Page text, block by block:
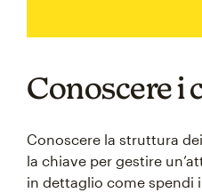
Conoscere i
Conoscere la struttura
la chiave per gestire
in dettaglio come spendi